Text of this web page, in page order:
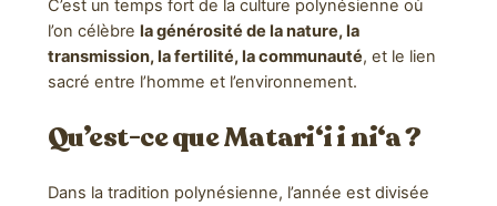
C’est un temps fort de la culture polynésienne où
l’on célèbre la générosité de la nature, la
transmission, la fertilité, la communauté, et le lien
sacré entre l’homme et l’environnement.
Qu’est-ce que Matari‘i i ni‘a ?
Dans la tradition polynésienne, l’année est divisée